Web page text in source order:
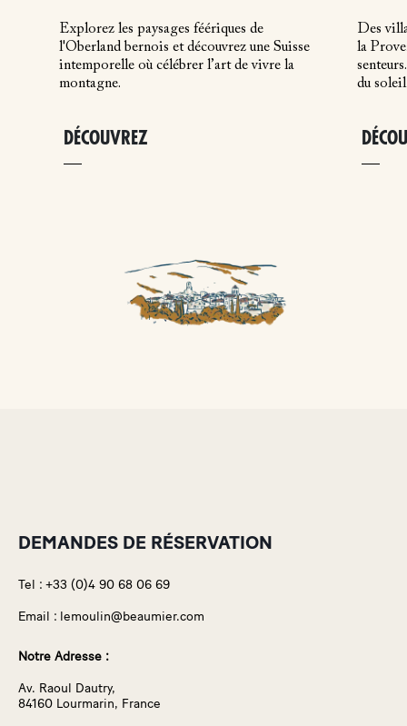
Explorez les paysages féériques de
l'Oberland bernois et découvrez une Suisse
intemporelle où célébrer l’art de vivre la
montagne.
DÉCOUVREZ
Des
la
du soleil
DEMANDES DE RÉSERVATION
Tel : +33 (0)4 90 68 06 69
Email : lemoulin@beaumier.com
Notre Adresse :
Av. Raoul Dautry,
84160 Lourmarin, France